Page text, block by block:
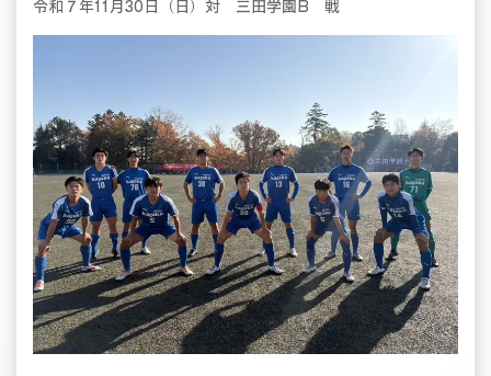
令和７年11月30日（日）対 三田学園B 戦